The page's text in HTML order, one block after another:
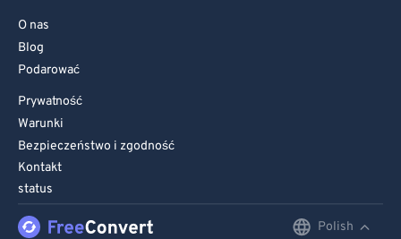
O nas
Blog
Podarować
Prywatność
Warunki
Bezpieczeństwo i zgodność
Kontakt
status
Polish